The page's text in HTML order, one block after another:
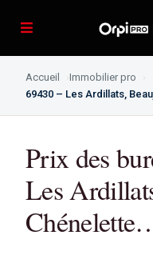
Accueil
Immobilier pro
69430 – Les Ardillats,
Prix des
Les